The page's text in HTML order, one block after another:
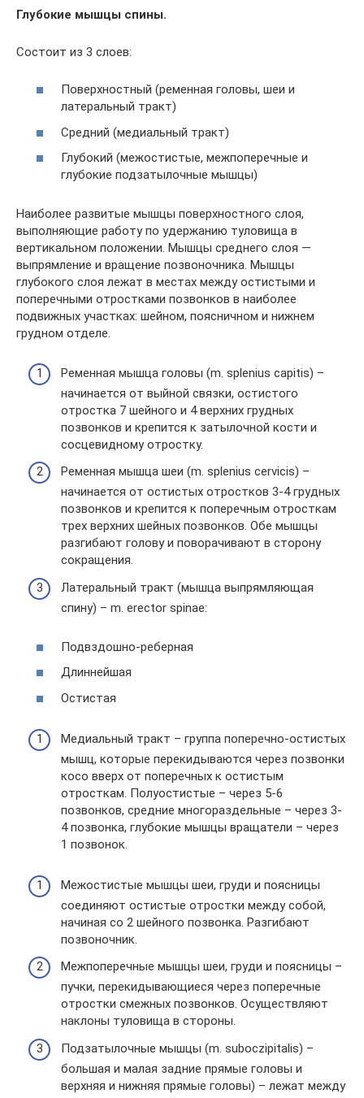
Глубокие мышцы спины.
Состоит из 3 слоев:
Поверхностный (ременная головы, шеи и
латеральный тракт)
Средний (медиальный тракт)
Глубокий (межостистые, межпоперечные и
глубокие подзатылочные мышцы)
Наиболее развитые мышцы поверхностного слоя,
выполняющие работу по удержанию туловища в
вертикальном положении. Мышцы среднего слоя —
выпрямление и вращение позвоночника. Мышцы
глубокого слоя лежат в местах между остистыми и
поперечными отростками позвонков в наиболее
подвижных участках: шейном, поясничном и нижнем
грудном отделе.
Ременная мышца головы (m. splenius capitis) –
начинается от выйной связки, остистого
отростка 7 шейного и 4 верхних грудных
позвонков и крепится к затылочной кости и
сосцевидному отростку.
Ременная мышца шеи (m. splenius cervicis) –
начинается от остистых отростков 3-4 грудных
позвонков и крепится к поперечным отросткам
трех верхних шейных позвонков. Обе мышцы
разгибают голову и поворачивают в сторону
сокращения.
Латеральный тракт (мышца выпрямляющая
спину) – m. erector spinae:
Подвздошно-реберная
Длиннейшая
Остистая
Медиальный тракт – группа поперечно-остистых
мышц, которые перекидываются через позвонки
косо вверх от поперечных к остистым
отросткам. Полуостистые – через 5-6
позвонков, средние многораздельные – через 3-
4 позвонка, глубокие мышцы вращатели – через
1 позвонок.
Межостистые мышцы шеи, груди и поясницы
соединяют остистые отростки между собой,
начиная со 2 шейного позвонка. Разгибают
позвоночник.
Межпоперечные мышцы шеи, груди и поясницы –
пучки, перекидывающиеся через поперечные
отростки смежных позвонков. Осуществляют
наклоны туловища в стороны.
Подзатылочные мышцы (m. suboczipitalis) –
большая и малая задние прямые головы и
верхняя и нижняя прямые головы) – лежат между